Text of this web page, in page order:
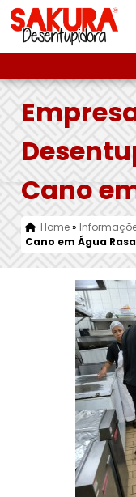
Cano
Home»
Cano em Água Rasa